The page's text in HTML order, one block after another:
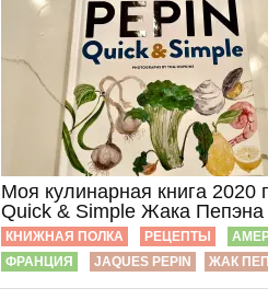
Моя кулинарная книга 2020
Quick & Simple Жака Пепэна
КНИЖНАЯ ПОЛКА РЕЦЕПТЫ
ФРАНЦИЯ
JAQUES PEPIN ЖАК